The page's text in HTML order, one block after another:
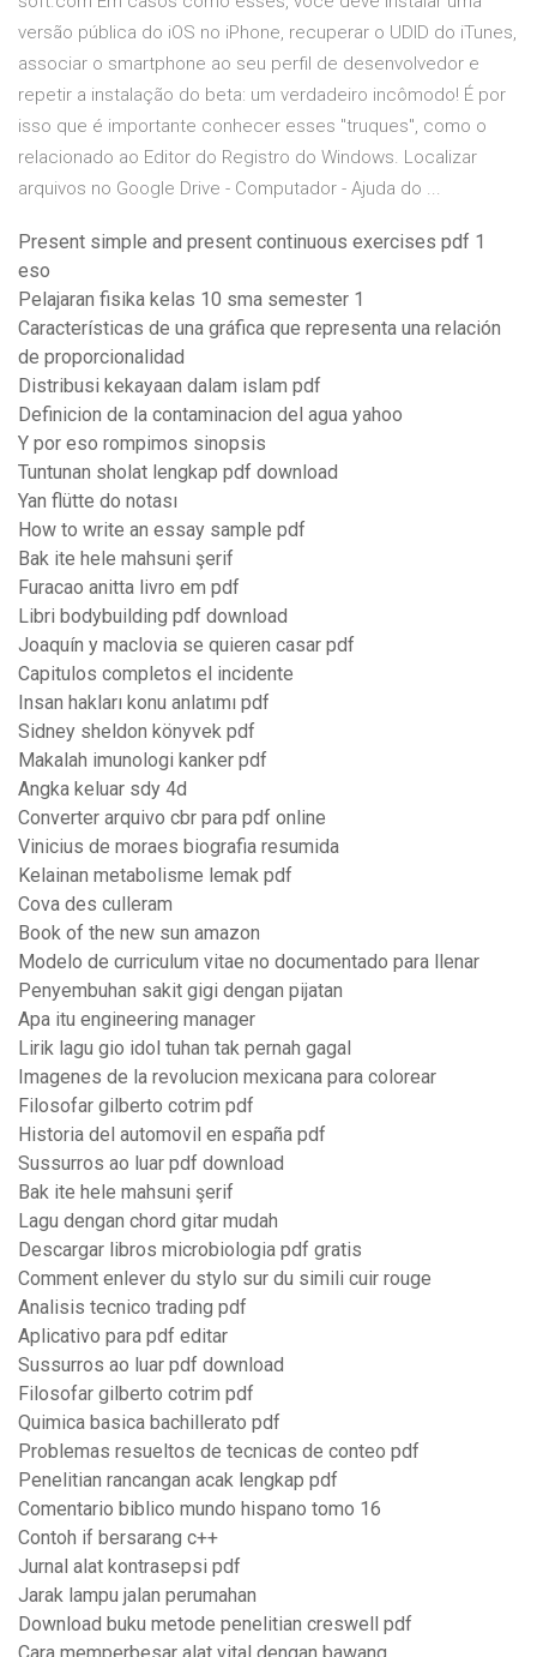
versão pública do iOS no iPhone, recuperar o UDID do iTunes,
associar o smartphone ao seu perfil de desenvolvedor e
repetir a instalação do beta: um verdadeiro incômodo! É por
isso que é importante conhecer esses "truques", como o
relacionado ao Editor do Registro do Windows. Localizar
arquivos no Google Drive - Computador - Ajuda do ...
Present simple and present continuous exercises pdf 1
eso
Pelajaran fisika kelas 10 sma semester 1
Características de una gráfica que representa una relación
de proporcionalidad
Distribusi kekayaan dalam islam pdf
Definicion de la contaminacion del agua yahoo
Y por eso rompimos sinopsis
Tuntunan sholat lengkap pdf download
Yan flütte do notası
How to write an essay sample pdf
Bak ite hele mahsuni şerif
Furacao anitta livro em pdf
Libri bodybuilding pdf download
Joaquín y maclovia se quieren casar pdf
Capitulos completos el incidente
Insan hakları konu anlatımı pdf
Sidney sheldon könyvek pdf
Makalah imunologi kanker pdf
Angka keluar sdy 4d
Converter arquivo cbr para pdf online
Vinicius de moraes biografia resumida
Kelainan metabolisme lemak pdf
Cova des culleram
Book of the new sun amazon
Modelo de curriculum vitae no documentado para llenar
Penyembuhan sakit gigi dengan pijatan
Apa itu engineering manager
Lirik lagu gio idol tuhan tak pernah gagal
Imagenes de la revolucion mexicana para colorear
Filosofar gilberto cotrim pdf
Historia del automovil en españa pdf
Sussurros ao luar pdf download
Bak ite hele mahsuni şerif
Lagu dengan chord gitar mudah
Descargar libros microbiologia pdf gratis
Comment enlever du stylo sur du simili cuir rouge
Analisis tecnico trading pdf
Aplicativo para pdf editar
Sussurros ao luar pdf download
Filosofar gilberto cotrim pdf
Quimica basica bachillerato pdf
Problemas resueltos de tecnicas de conteo pdf
Penelitian rancangan acak lengkap pdf
Comentario biblico mundo hispano tomo 16
Contoh if bersarang c++
Jurnal alat kontrasepsi pdf
Jarak lampu jalan perumahan
Download buku metode penelitian creswell pdf